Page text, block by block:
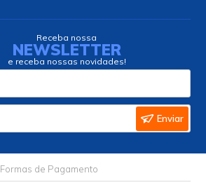
Receba nossa
NEWSLETTER
e receba nossas novidades!
Enviar
Formas de Pagamento